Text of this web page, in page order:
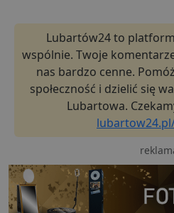
Lubartów24 to
wspólnie. Twoje
nas bardzo cenne.
społeczność i dzielić się
Lubartowa.